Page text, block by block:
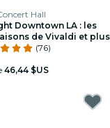
Hall
Downtown LA : les
de Vivaldi et plus
(76)
46,44 $US